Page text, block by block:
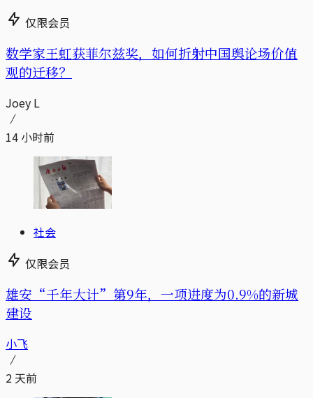
仅限会员
数学家王虹获菲尔兹奖，如何折射中国舆论场价值
观的迁移？
Joey L
14 小时前
社会
仅限会员
雄安“千年大计”第9年，一项进度为0.9%的新城
建设
小飞
2 天前